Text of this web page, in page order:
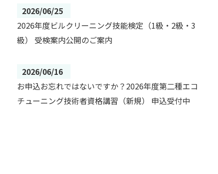
2026/06/25
2026年度ビルクリーニング技能検定（1級・2級・3
級） 受検案内公開のご案内
2026/06/16
お申込お忘れではないですか？2026年度第二種エコ
チューニング技術者資格講習（新規） 申込受付中